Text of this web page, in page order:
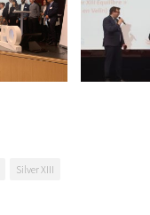
Silver XIII